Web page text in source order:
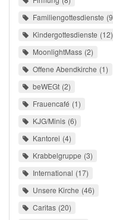
Familiengottesdienste 9
Kindergottesdienste 12
MoonlightMass 2
Offene Abendkirche 1
beWEGt 2
Frauencafé 1
KJG/Minis 6
Kantorei 4
Krabbelgruppe 3
International 17
Unsere Kirche 46
Caritas 20